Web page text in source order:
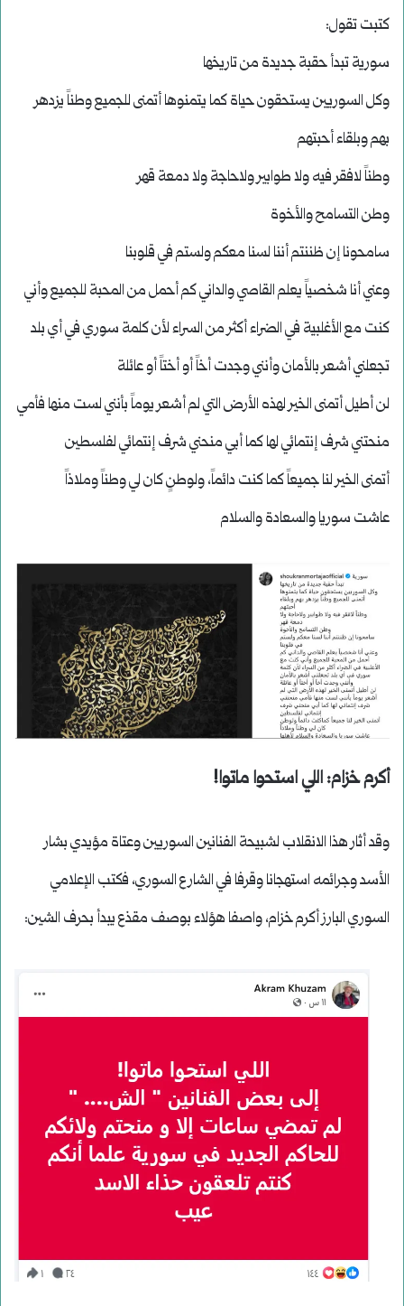
كتبت تقول:
سورية تبدأ حقبة جديدة من تاريخها
وكل السوريين يستحقون حياة كما يتمنوها أتمنى للجميع وطناً يزدهر
بهم وبلقاء أحبتهم
وطناً لافقر فيه ولا طوابير ولاحاجة ولا دمعة قهر
وطن التسامح والأخوة
سامحونا إن ظننتم أننا لسنا معكم ولستم في قلوبنا
وعني أنا شخصياً يعلم القاصي والداني كم أحمل من المحبة للجميع وأني
كنت مع الأغلبية في الضراء أكثر من السراء لأن كلمة سوري في أي بلد
تجعلني أشعر بالأمان وأنني وجدت أخاً أو أختاً أو عائلة
لن أطيل أتمنى الخير لهذه الأرض التي لم أشعر يوماً بأنني لست منها فأمي
منحتني شرف إنتمائي لها كما أبي منحني شرف إنتمائي لفلسطين
أتمنى الخير لنا جميعاً كما كنت دائماً، ولوطنٍ كان لي وطناً وملاذاً
عاشت سوريا والسعادة والسلام
أكرم خزام: اللي استحوا ماتوا!
وقد أثار هذا الانقلاب لشبيحة الفنانين السوريين وعتاة مؤيدي بشار
الأسد وجرائمه استهجانا وقرفا في الشارع السوري، فكتب الإعلامي
السوري البارز أكرم خزام، واصفا هؤلاء بوصف مقذع يبدأ بحرف الشين: